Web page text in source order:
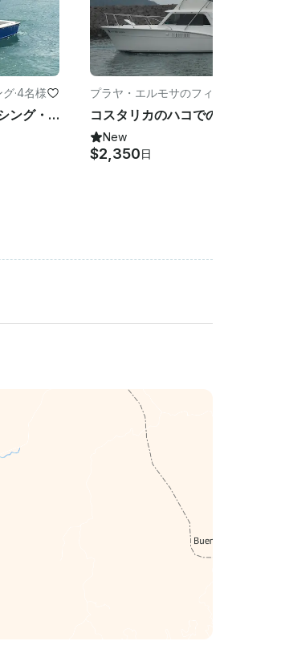
グ·4名様
ノーティック・フィッシング・チャーター 28
プラヤ・エルモサのフィッシ
New
$2,350日